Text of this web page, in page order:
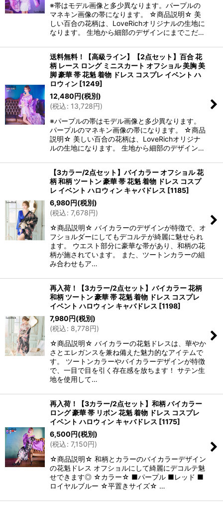
※帯はモデル画像と多少異なります。パープルの
マネキン画像の帯になります。 ☆商品説明☆ 美
しい百合の花柄は、LoveRichオリジナルの生地に
なります。 生地から細部のデザインにまでこだ…
送料無料！【高級ライン】【2点セット】百合 花
柄 レース ロング ミニスカート オフショル 美胸 美
脚 豪華 帯 花魁 着物 ドレス コスプレ イベント ハ
ロウィン [1249]
12,480円(税別)
(税込: 13,728円)
※パープルの帯はモデル画像と多少異なります。
パープルのマネキン画像の帯になります。 ☆商品
説明☆ 美しい百合の花柄は、LoveRichオリジナ
ルの生地になります。 生地から細部のデザイン…
【3カラー/2点セット】バイカラー オフショル 花
柄 和柄 ツートン 豪華 帯 花魁 着物 ドレス コスプ
レ イベント ハロウィン キャバドレス [1185]
6,980円(税別)
(税込: 7,678円)
☆商品説明☆ バイカラーのデザインが特徴で、オ
フショルダーにしてもデコルテが綺麗に魅せられ
ます。 ウエスト部分に豪華な帯があり、和柄の花
柄が施されています。 また、ツートンカラーの組
み合わせもア…
再入荷！【3カラー/2点セット】バイカラー 花柄
和柄 ツートン 豪華 帯 花魁 着物 ドレス コスプレ
イベント ハロウィン キャバドレス [1198]
7,980円(税別)
(税込: 8,778円)
☆商品説明☆ バイカラーの花魁ドレスは、華やか
さとエレガンスを兼ね備えた魅力的なアイテムで
す。 ツートンカラーやバイカラーデザインが特徴
で、一目で目を引く存在感を放ちます！ サテン生
地を使用して…
再入荷！【3カラー/2点セット】和柄 バイカラー
ロング 豪華 帯 リボン 花魁 着物 ドレス コスプレ
イベント ハロウィン キャバドレス [1175]
6,500円(税別)
(税込: 7,150円)
☆商品説明☆ 和柄とカラーのバイカラーデザイン
の花魁ドレス オフショルにして綺麗にデコルテ魅
せできます◎ ☆カラー☆ ■パープル ■レッド ■
ロイヤルブルー ☆平置きサイズ☆ …